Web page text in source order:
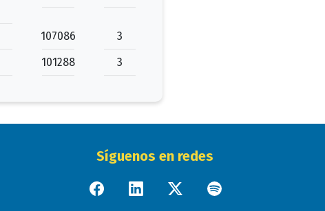
107086
3
101288 3
Síguenos en redes